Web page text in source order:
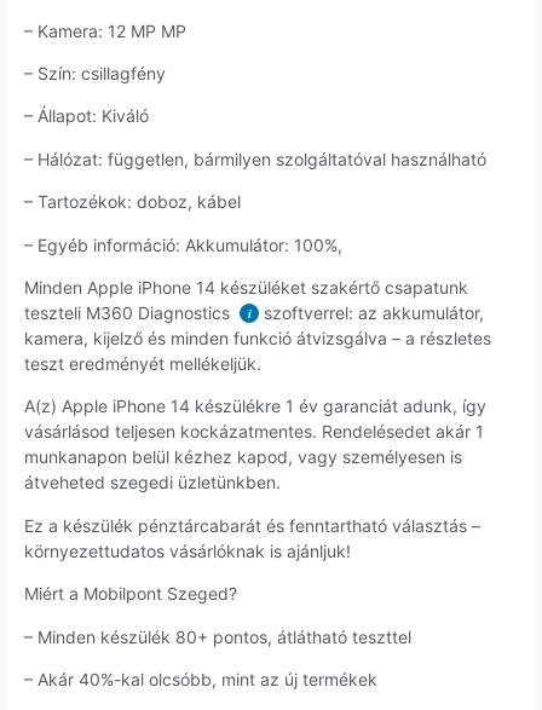
– Kamera: 12 MP MP
– Szín: csillagfény
– Állapot: Kiváló
– Hálózat: független, bármilyen szolgáltatóval használható
– Tartozékok: doboz, kábel
– Egyéb információ: Akkumulátor: 100%,
Minden Apple iPhone 14 készüléket szakértő csapatunk
teszteli M360 Diagnostics
i
szoftverrel: az akkumulátor,
kamera, kijelző és minden funkció átvizsgálva – a részletes
teszt eredményét mellékeljük.
A(z) Apple iPhone 14 készülékre 1 év garanciát adunk, így
vásárlásod teljesen kockázatmentes. Rendelésedet akár 1
munkanapon belül kézhez kapod, vagy személyesen is
átveheted szegedi üzletünkben.
Ez a készülék pénztárcabarát és fenntartható választás –
környezettudatos vásárlóknak is ajánljuk!
Miért a Mobilpont Szeged?
– Minden készülék 80+ pontos, átlátható teszttel
– Akár 40%-kal olcsóbb, mint az új termékek